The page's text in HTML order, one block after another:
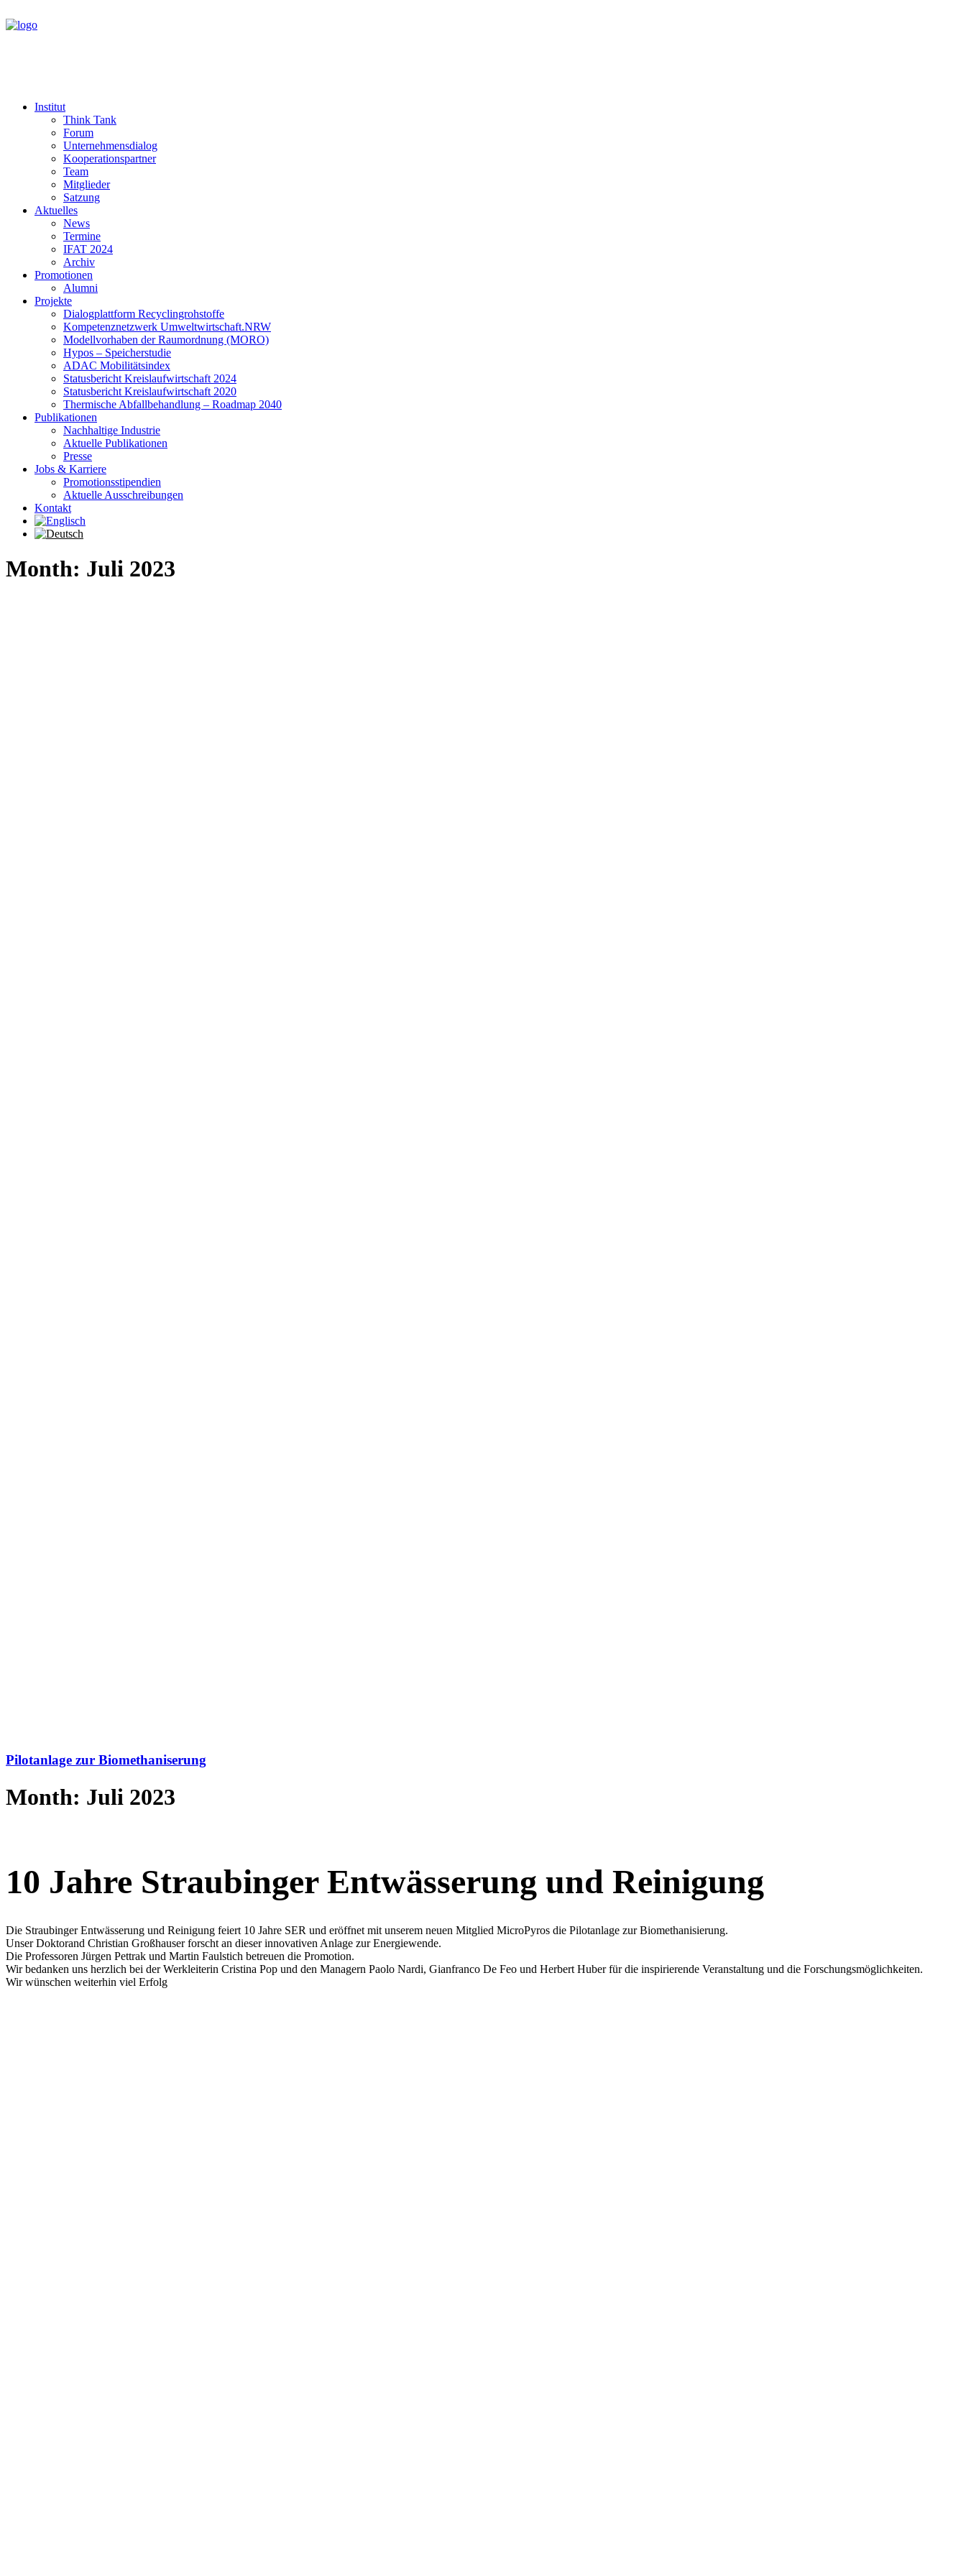
Institut
Think Tank
Forum
Unternehmensdialog
Kooperationspartner
Team
Mitglieder
Satzung
Aktuelles
News
Termine
IFAT 2024
Archiv
Promotionen
Alumni
Projekte
Dialogplattform Recyclingrohstoffe
Kompetenznetzwerk Umweltwirtschaft.NRW
Modellvorhaben der Raumordnung (MORO)
Hypos – Speicherstudie
ADAC Mobilitätsindex
Statusbericht Kreislaufwirtschaft 2024
Statusbericht Kreislaufwirtschaft 2020
Thermische Abfallbehandlung – Roadmap 2040
Publikationen
Nachhaltige Industrie
Aktuelle Publikationen
Presse
Jobs & Karriere
Promotionsstipendien
Aktuelle Ausschreibungen
Kontakt
Month: Juli 2023
Pilotanlage zur Biomethaniserung
Month: Juli 2023
10 Jahre Straubinger Entwässerung und Reinigung
Die Straubinger Entwässerung und Reinigung feiert 10 Jahre SER und eröffnet mit unserem neuen Mitglied MicroPyros die Pilotanlage zur Biomethanisierung.
Unser Doktorand Christian Großhauser forscht an dieser innovativen Anlage zur Energiewende.
Die Professoren Jürgen Pettrak und Martin Faulstich betreuen die Promotion.
Wir bedanken uns herzlich bei der Werkleiterin Cristina Pop und den Managern Paolo Nardi, Gianfranco De Feo und Herbert Huber für die inspirierende Veranstaltung und die Forschungsmöglichkeiten.
Wir wünschen weiterhin viel Erfolg